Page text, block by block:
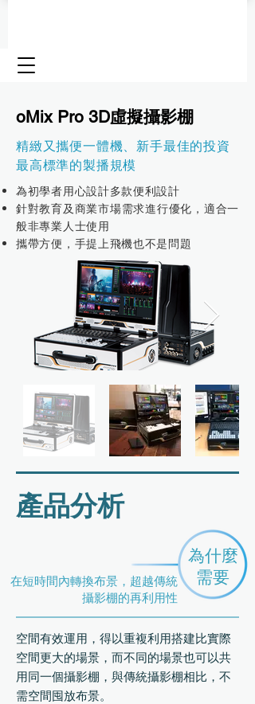
oMix Pro 3D虛擬攝影棚
精緻又攜便一體機、新手最佳的投資
最高標準的製播規模
為初學者用心設計多款便利設計
針對教育及商業市場需求進行優化，適合一
般非專業人士使用
攜帶方便，手提上飛機也不是問題
​產品分析
在短時間內轉換布景，超越傳統
攝影棚的再利用性
為什麼
需要
空間有效運用，得以重複利用搭建比實際
空間更大的場景，而不同的場景也可以共
用同一個攝影棚，與傳統攝影棚相比，不
需空間囤放布景。